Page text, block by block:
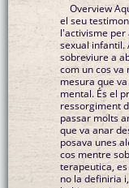
Overview
el seu
l'activisme per
sexual infantil.
sobreviure a
com un cos
mesura que
mental. És el
ressorgiment
passar molts
que va anar
posava unes
cos mentre
terapeutica,
no la definiria